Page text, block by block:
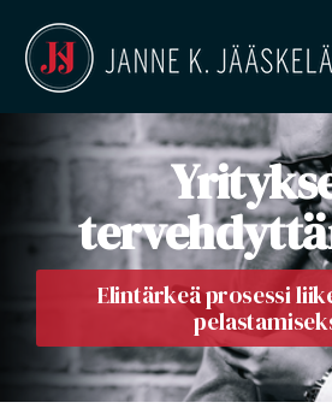
Elintärkeä prosessi